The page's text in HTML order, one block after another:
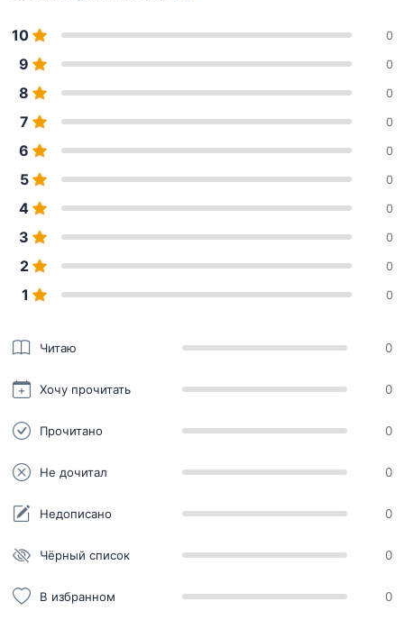
10 0
9 0
8 0
7 0
6 0
5 0
4 0
3 0
2 0
1 0
Читаю 0
Хочу прочитать 0
Прочитано 0
Не дочитал 0
Недописано 0
Чёрный список 0
В избранном 0